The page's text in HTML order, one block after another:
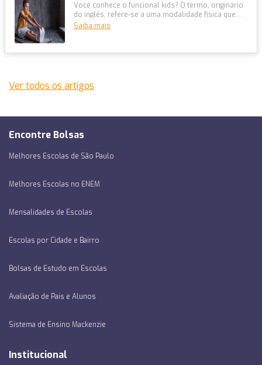
Você conhece o funcional kids? O termo, originário
do inglês, refere-se a uma modalidade física que
integra atividades motora...
Saiba mais
Ver todos os artigos
Encontre Bolsas
Melhores Escolas de São Paulo
Melhores Escolas no ENEM
Mensalidades de Escolas
Escolas por Cidade e Bairro
Bolsas de Estudo em Escolas
Avaliação de Pais e Alunos
Sistema de Ensino Mackenzie
Institucional